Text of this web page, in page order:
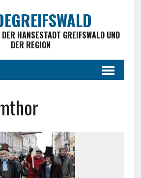
HANSESTADT GREIFSWALD UND
DER REGION